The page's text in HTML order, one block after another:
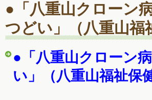
●「八重山クローン
つどい」（八重山福
●「八重山クローン
い」（八重山福祉保